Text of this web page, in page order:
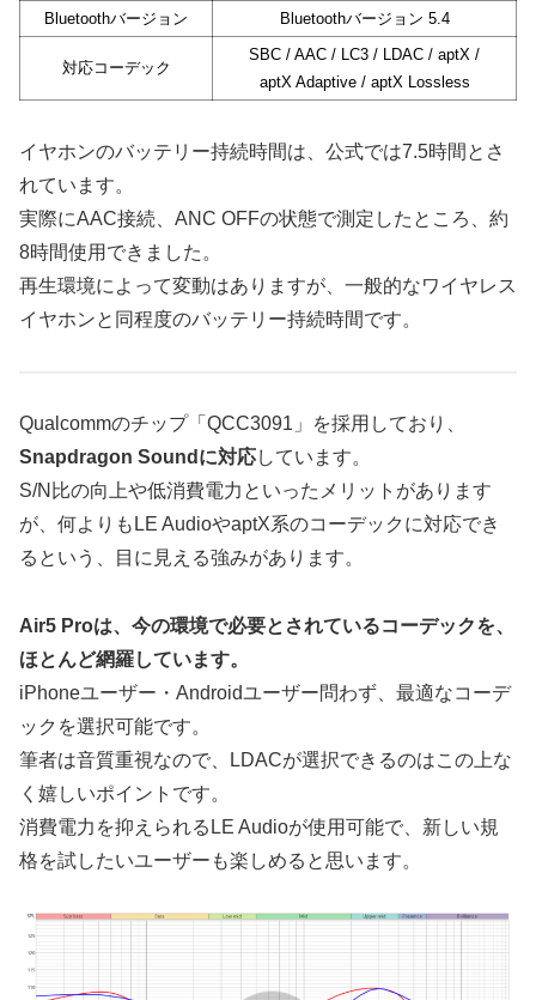
Bluetoothバージョン
Bluetoothバージョン 5.4
対応コーデック
SBC / AAC / LC3 / LDAC / aptX /
aptX Adaptive / aptX Lossless
イヤホンのバッテリー持続時間は、公式では7.5時間とさ
れています。
実際にAAC接続、ANC OFFの状態で測定したところ、約
8時間使用できました。
再生環境によって変動はありますが、一般的なワイヤレス
イヤホンと同程度のバッテリー持続時間です。
Qualcommのチップ「QCC3091」を採用しており、
Snapdragon Soundに対応しています。
S/N比の向上や低消費電力といったメリットがあります
が、何よりもLE AudioやaptX系のコーデックに対応でき
るという、目に見える強みがあります。
Air5 Proは、今の環境で必要とされているコーデックを、
ほとんど網羅しています。
iPhoneユーザー・Androidユーザー問わず、最適なコーデ
ックを選択可能です。
筆者は音質重視なので、LDACが選択できるのはこの上な
く嬉しいポイントです。
消費電力を抑えられるLE Audioが使用可能で、新しい規
格を試したいユーザーも楽しめると思います。